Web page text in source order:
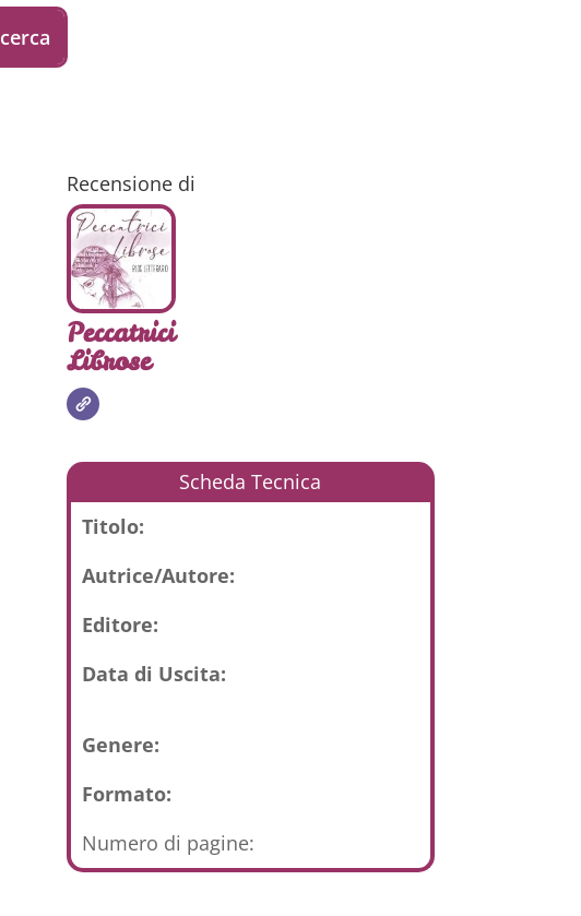
Recensione di
Peccatrici
Librose
Scheda Tecnica
Titolo:
Autrice/Autore:
Editore:
Data di Uscita:
Genere:
Formato:
Numero di pagine: